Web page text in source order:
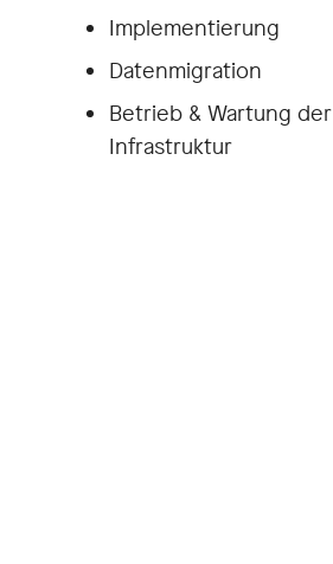
Implementierung
Datenmigration
Betrieb & Wartung der
Infrastruktur